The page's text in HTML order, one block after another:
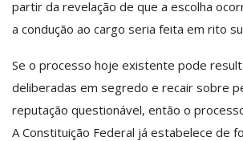
partir da revelação de que a escolha
a condução ao cargo seria feita em rito
Se o processo hoje existente pode
deliberadas em segredo e recair sobre
reputação questionável, então o
A Constituição Federal já estabelece de